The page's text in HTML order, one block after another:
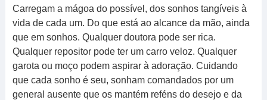
Carregam a mágoa do possível, dos sonhos tangíveis à
vida de cada um. Do que está ao alcance da mão, ainda
que em sonhos. Qualquer doutora pode ser rica.
Qualquer repositor pode ter um carro veloz. Qualquer
garota ou moço podem aspirar à adoração. Cuidando
que cada sonho é seu, sonham comandados por um
general ausente que os mantém reféns do desejo e da